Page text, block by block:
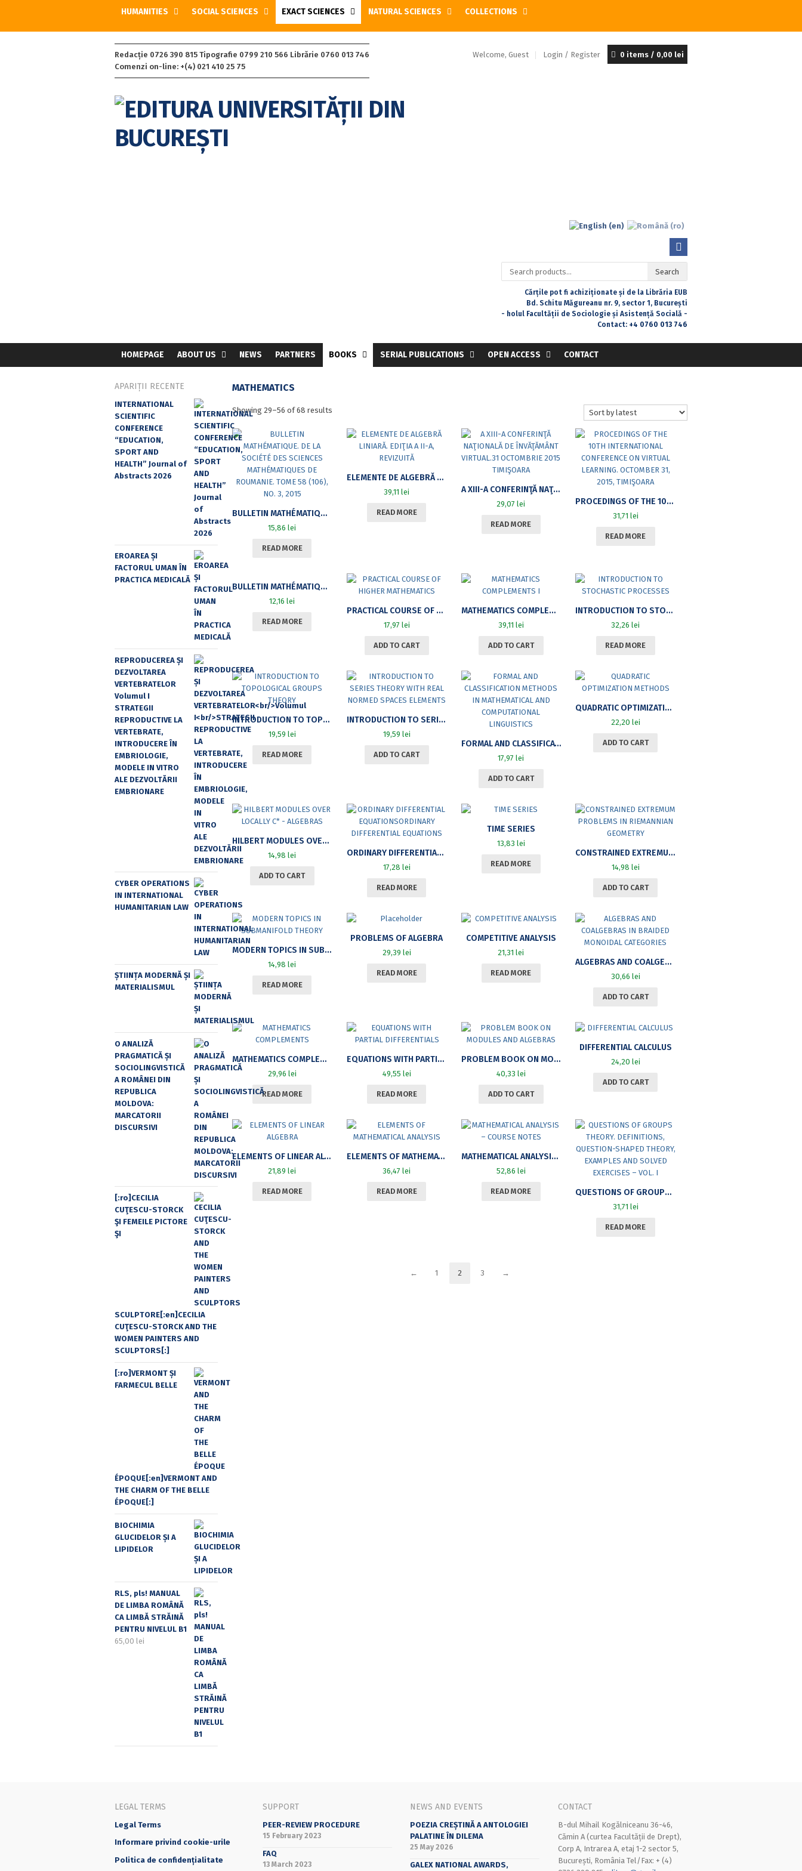
HUMANITIES SOCIAL SCIENCES EXACT SCIENCES NATURAL SCIENCES COLLECTIONS
Redacție 0726 390 815 Tipografie 0799 210 566 Librărie 0760 013 746
Comenzi on-line: +(4) 021 410 25 75
Welcome, Guest Login / Register 0 items / 0,00 lei
Search
for:
Search
Cărțile pot fi achiziționate și de la Librăria EUB
Bd. Schitu Măgureanu nr. 9, sector 1, București
- holul Facultății de Sociologie și Asistență Socială -
Contact: +4 0760 013 746
HOMEPAGE ABOUT US NEWS PARTNERS BOOKS SERIAL PUBLICATIONS OPEN ACCESS CONTACT
MATHEMATICS
Showing 29–56 of 68 resultsSorted
latest
BULLETIN MATHÉMATIQUE. DE LA SOCIÉTÉ DES SCIENCES MATHÉMATIQUES DE ROUMANIE. TOME 58 (106), NO. 3, 2015
15,86 lei
READ MORE
ELEMENTE DE ALGEBRĂ LINIARĂ. EDIŢIA A II-A, REVIZUITĂ
39,11 lei
READ MORE
A XIII-A CONFERINŢĂ NAŢIONALĂ DE ÎNVĂŢĂMÂNT VIRTUAL.31 OCTOMBRIE 2015 TIMIŞOARA
29,07 lei
READ MORE
PROCEDINGS OF THE 10TH INTERNATIONAL CONFERENCE ON VIRTUAL LEARNING. OCTOMBER 31, 2015, TIMIŞOARA
31,71 lei
READ MORE
BULLETIN MATHÉMATIQUE. DE LA SOCIÉTÉ DES SCIENCES MATHÉMATIQUES DE ROUMANIE. TOME 58(106), NO. 2, 2015
12,16 lei
READ MORE
PRACTICAL COURSE OF HIGHER MATHEMATICS
17,97 lei
ADD TO CART
MATHEMATICS COMPLEMENTS I
39,11 lei
ADD TO CART
INTRODUCTION TO STOCHASTIC PROCESSES
32,26 lei
READ MORE
INTRODUCTION TO TOPOLOGICAL GROUPS THEORY
19,59 lei
READ MORE
INTRODUCTION TO SERIES THEORY WITH REAL NORMED SPACES ELEMENTS
19,59 lei
ADD TO CART
FORMAL AND CLASSIFICATION METHODS IN MATHEMATICAL AND COMPUTATIONAL LINGUISTICS
17,97 lei
ADD TO CART
QUADRATIC OPTIMIZATION METHODS
22,20 lei
ADD TO CART
HILBERT MODULES OVER LOCALLY C* – ALGEBRAS
14,98lei
ADD TO CART
ORDINARY DIFFERENTIAL EQUATIONSORDINARY DIFFERENTIAL EQUATIONS
17,28 lei
READ MORE
TIME SERIES
13,83 lei
READ MORE
CONSTRAINED EXTREMUM PROBLEMS IN RIEMANNIAN GEOMETRY
14,98 lei
ADD TO CART
MODERN TOPICS IN SUBMANIFOLD THEORY
14,98lei
READ MORE
PROBLEMS OF ALGEBRA
29,39 lei
READ MORE
COMPETITIVE ANALYSIS
21,31lei
READ MORE
ALGEBRAS AND COALGEBRAS IN BRAIDED MONOIDAL CATEGORIES
30,66 lei
ADD TO CART
MATHEMATICS COMPLEMENTS
29,96 lei
READ MORE
EQUATIONS WITH PARTIAL DIFFERENTIALS
49,55 lei
READ MORE
PROBLEM BOOK ON MODULES AND ALGEBRAS
40,33 lei
ADD TO CART
DIFFERENTIAL CALCULUS
24,20 lei
ADD TO CART
ELEMENTS OF LINEAR ALGEBRA
21,89lei
READ MORE
ELEMENTS OF MATHEMATICAL ANALYSIS
36,47lei
READ MORE
MATHEMATICAL ANALYSIS – COURSE NOTES
52,86 lei
READ MORE QUESTIONS OF GROUPS THEORY. DEFINITIONS, QUESTION-SHAPED THEORY, EXAMPLES AND SOLVED EXERCISES – VOL. I
31,71 lei
READ MORE
← 1 2 3 →
APARIȚII RECENTE
INTERNATIONAL
SCIENTIFIC
CONFERENCE
“EDUCATION,
SPORT AND
HEALTH” Journal of
Abstracts 2026
EROAREA ȘI
FACTORUL UMAN ÎN
PRACTICA MEDICALĂ
REPRODUCEREA ȘI
DEZVOLTAREA
VERTEBRATELOR
Volumul I
STRATEGII
REPRODUCTIVE LA
VERTEBRATE,
INTRODUCERE ÎN
EMBRIOLOGIE,
MODELE IN VITRO
ALE DEZVOLTĂRII
EMBRIONARE
CYBER OPERATIONS
IN INTERNATIONAL
HUMANITARIAN LAW
ȘTIINȚA MODERNĂ ȘI
MATERIALISMUL
O ANALIZĂ
PRAGMATICĂ ȘI
SOCIOLINGVISTICĂ
A ROMÂNEI DIN
REPUBLICA
MOLDOVA:
MARCATORII
DISCURSIVI
[:ro]CECILIA
CUŢESCU-STORCK
ŞI FEMEILE PICTORE
ŞI
SCULPTORE[:en]CECILIA
CUŢESCU-STORCK AND THE
WOMEN PAINTERS AND
SCULPTORS[:]
[:ro]VERMONT ȘI
FARMECUL BELLE
ÉPOQUE[:en]VERMONT AND
THE CHARM OF THE BELLE
ÉPOQUE[:]
BIOCHIMIA
GLUCIDELOR ȘI A
LIPIDELOR
RLS, pls! MANUAL
DE LIMBA ROMÂNĂ
CA LIMBĂ STRĂINĂ
PENTRU NIVELUL B1
65,00 lei
LEGAL TERMS
Legal Terms
Informare privind cookie-urile
Politica de confidențialitate
SUPPORT
PEER-REVIEW PROCEDURE
15 February 2023
FAQ
13 March 2023
NEWS AND EVENTS
POEZIA CREȘTINĂ A ANTOLOGIEI
PALATINE ÎN DILEMA
25 May 2026
GALEX NATIONAL AWARDS,
CONTACT
B-dul Mihail Kogălniceanu 36-46,
Cămin A (curtea Facultății de Drept),
Corp A, Intrarea A, etaj 1-2 sector 5,
București, România Tel/Fax: + (4)